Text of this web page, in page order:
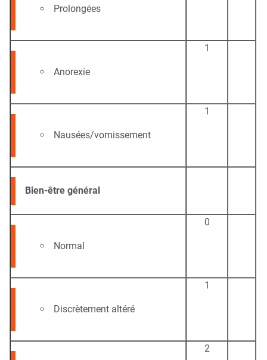
Prolongées
Anorexie
1
Nausées/vomissement
1
Bien-être général
Normal
0
Discrètement altéré
1
2